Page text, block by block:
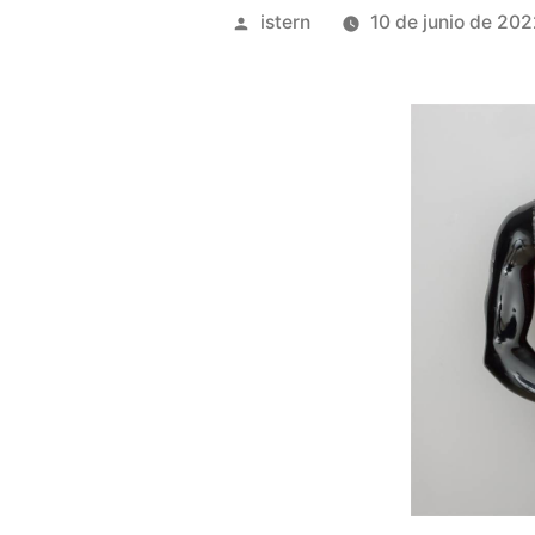
Publicado
istern 10 de junio de